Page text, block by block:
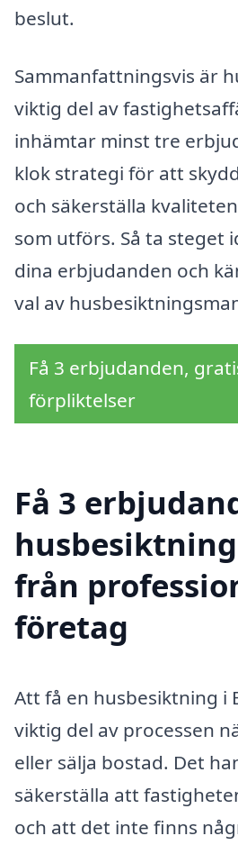
beslut.
Sammanfattningsvis är
viktig del av
inhämtar minst tre
klok strategi för att
och säkerställa
som utförs. Så ta steget
dina erbjudanden och
val av
Få 3 erbjudanden,
förpliktelser
Få 3
från
företag
Att få en husbesiktning i
viktig del av processen
eller sälja bostad. Det
säkerställa att
och att det inte finns